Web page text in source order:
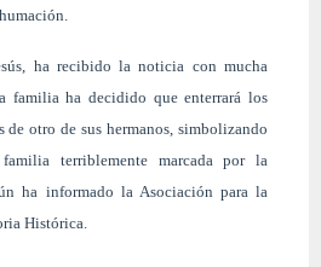
ha recibido la noticia con mucha
familia ha decidido que enterrará los
de otro de sus hermanos, simbolizando
terriblemente marcada por la
ha informado la Asociación para la
Histórica.